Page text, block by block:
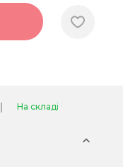
| На складі